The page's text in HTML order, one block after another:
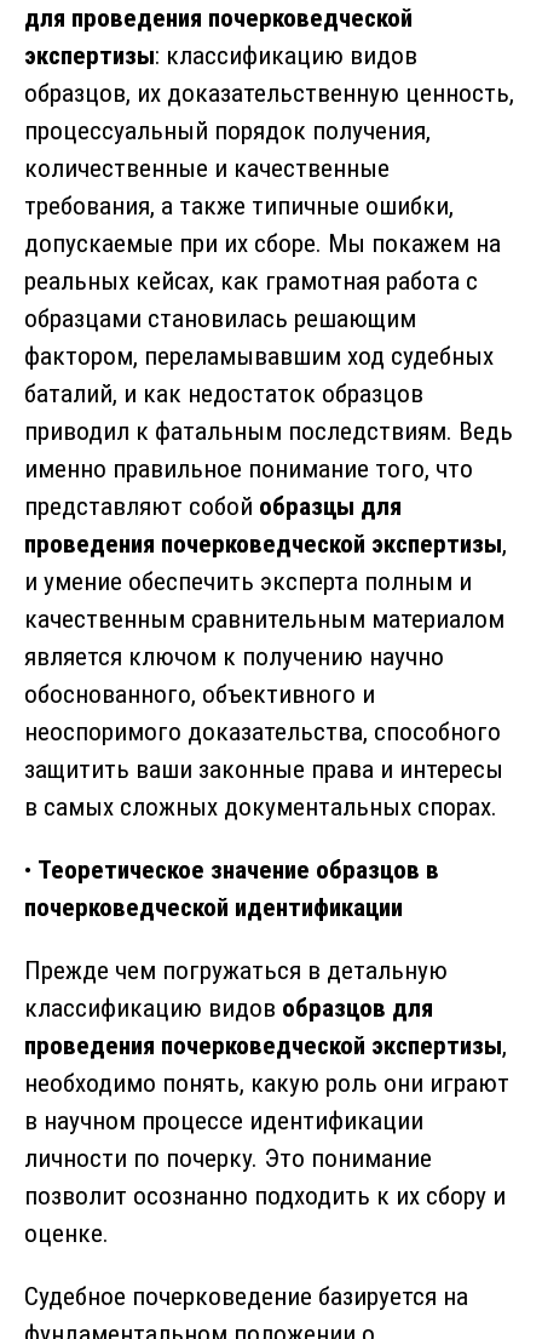
для проведения почерковедческой
экспертизы: классификацию видов
образцов, их доказательственную ценность,
процессуальный порядок получения,
количественные и качественные
требования, а также типичные ошибки,
допускаемые при их сборе. Мы покажем на
реальных кейсах, как грамотная работа с
образцами становилась решающим
фактором, переламывавшим ход судебных
баталий, и как недостаток образцов
приводил к фатальным последствиям. Ведь
именно правильное понимание того, что
представляют собой образцы для
проведения почерковедческой экспертизы,
и умение обеспечить эксперта полным и
качественным сравнительным материалом
является ключом к получению научно
обоснованного, объективного и
неоспоримого доказательства, способного
защитить ваши законные права и интересы
в самых сложных документальных спорах.
• Теоретическое значение образцов в
почерковедческой идентификации
Прежде чем погружаться в детальную
классификацию видов образцов для
проведения почерковедческой экспертизы,
необходимо понять, какую роль они играют
в научном процессе идентификации
личности по почерку. Это понимание
позволит осознанно подходить к их сбору и
оценке.
Судебное почерковедение базируется на